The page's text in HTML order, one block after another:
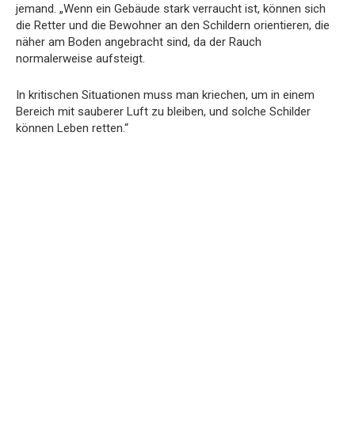
jemand. „Wenn ein Gebäude stark verraucht ist, können sich
die Retter und die Bewohner an den Schildern orientieren, die
näher am Boden angebracht sind, da der Rauch
normalerweise aufsteigt.
In kritischen Situationen muss man kriechen, um in einem
Bereich mit sauberer Luft zu bleiben, und solche Schilder
können Leben retten.“